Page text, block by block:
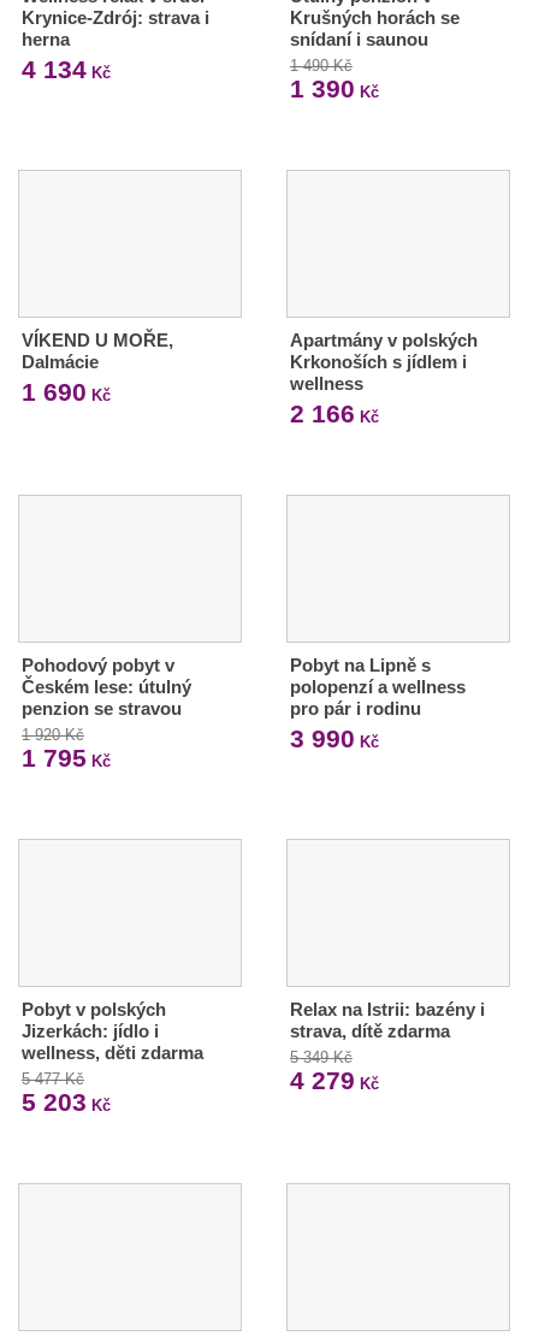
Krynice-Zdrój: strava i
herna
4 134 Kč
Krušných horách se
snídaní i saunou
1 490 Kč
1 390 Kč
VÍKEND U MOŘE,
Dalmácie
1 690 Kč
Apartmány v polských
Krkonoších s jídlem i
wellness
2 166 Kč
Pohodový pobyt v
Českém lese: útulný
penzion se stravou
1 920 Kč
1 795 Kč
Pobyt na Lipně s
polopenzí a wellness
pro pár i rodinu
3 990 Kč
Pobyt v polských
Jizerkách: jídlo i
wellness, děti zdarma
5 477 Kč
5 203 Kč
Relax na Istrii: bazény i
strava, dítě zdarma
5 349 Kč
4 279 Kč